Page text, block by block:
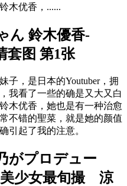
木优香，......
子，是日本的Youtuber，拥
我看了一些的确是又大又白
木优香，她也是有一种治愈
不错的聖菜，就是她的颜值
引起了我的注意。
がプロデュー
少女最旬撮 涼